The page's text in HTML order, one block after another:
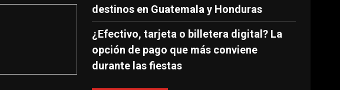
destinos en Guatemala y Honduras
¿Efectivo, tarjeta o billetera digital? La
opción de pago que más conviene
durante las fiestas